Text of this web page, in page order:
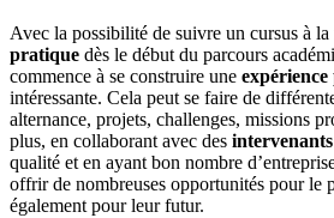
Avec la possibilité de suivre un cursus à
pratique dès le début du parcours
commence à se construire une expérience
intéressante. Cela peut se faire de
alternance, projets, challenges, missions
plus, en collaborant avec des
qualité et en ayant bon nombre
offrir de nombreuses opportunités pour le
également pour leur futur.